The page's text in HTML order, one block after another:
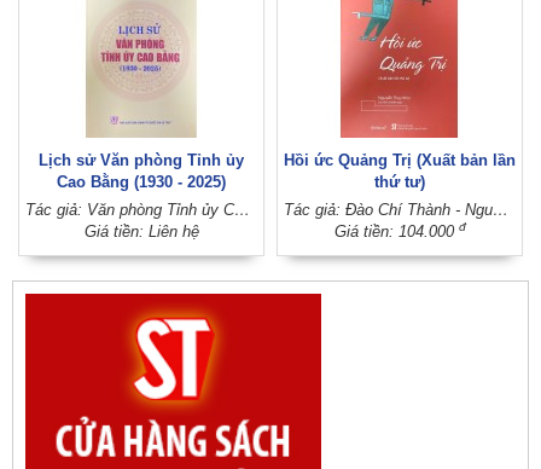
Lịch sử Văn phòng Tỉnh ủy
Cao Bằng (1930 - 2025)
Tác giả: Văn phòng Tỉnh ủy Cao Bằng (Ban Chấp hành Đảng bộ tỉnh Cao Bằng)
Giá tiền: Liên hệ
Hồi ức Quảng Trị (Xuất bản lần
thứ tư)
Tác giả: Đào Chí Thành - Nguyễn Thanh Quang; Sưu tầm và biên soạn: Nguyễn Thụy Kha
Giá tiền: 104.000 đ